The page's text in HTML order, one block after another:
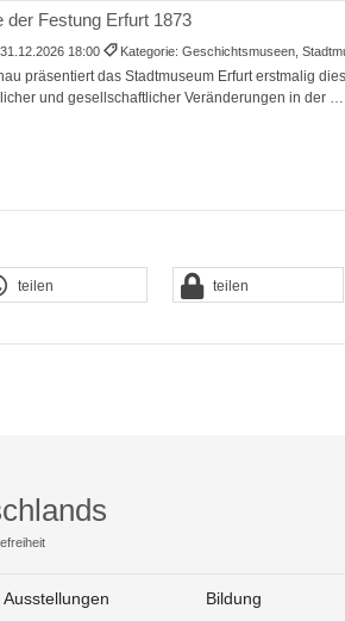
der Festung Erfurt 1873
18:00 Kategorie: Geschichtsmuseen,
präsentiert das Stadtmuseum Erfurt erstmalig
und gesellschaftlicher Veränderungen in der …
teilen teilen
Ausstellungen Bildung